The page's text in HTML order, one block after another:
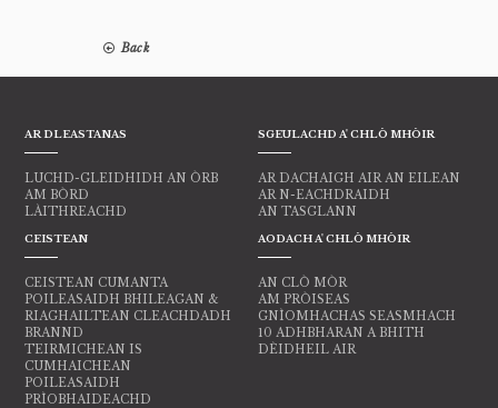
Back
AR DLEASTANAS
LUCHD-GLEIDHIDH AN ÒRB
AM BÒRD
LÀITHREACHD
CEISTEAN
CEISTEAN CUMANTA
POILEASAIDH BHILEAGAN &
RIAGHAILTEAN CLEACHDADH
BRANND
TEIRMICHEAN IS
CUMHAICHEAN
POILEASAIDH
PRÌOBHAIDEACHD
SGEULACHD A' CHLÒ MHÒIR
AR DACHAIGH AIR AN EILEAN
AR N-EACHDRAIDH
AN TASGLANN
AODACH A' CHLÒ MHÒIR
AN CLÒ MÒR
AM PRÒISEAS
GNÌOMHACHAS SEASMHACH
10 ADHBHARAN A BHITH
DÈIDHEIL AIR